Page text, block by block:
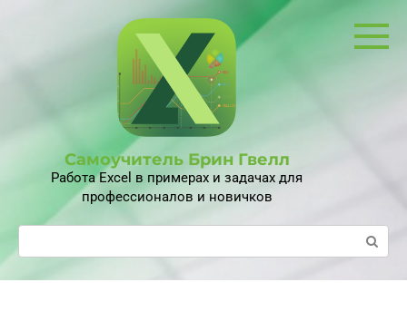
Самоучитель Брин Гвелл
Работа Excel в примерах и задачах для
профессионалов и новичков
Поиск: